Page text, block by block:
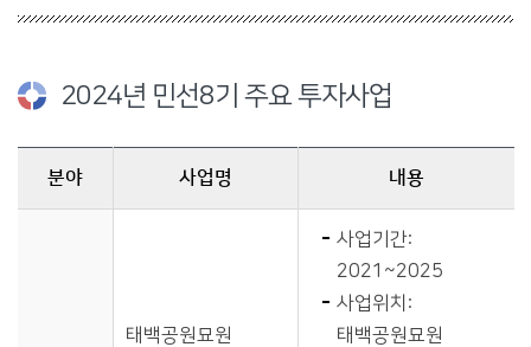
2024년 민선8기 주요 투자사업
분야 사업명 내용
태백공원묘원
사업기간:
2021~2025
사업위치:
태백공원묘원